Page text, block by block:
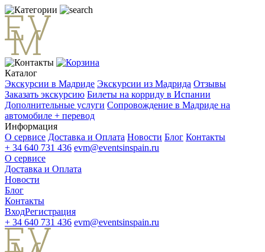
Каталог
Экскурсии в Мадриде Экскурсии из Мадрида Отзывы
Заказать экскурсию Билеты на корриду в Испании
Дополнительные услуги Сопровождение в Мадриде на
автомобиле + перевод
Информация
О сервисе Доставка и Оплата Новости Блог Контакты
+ 34 640 731 436 evm@eventsinspain.ru
О сервисе
Доставка и Оплата
Новости
Блог
Контакты
ВходРегистрация
+ 34 640 731 436 evm@eventsinspain.ru